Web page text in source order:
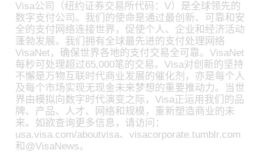
Visa公司（纽约证券交易所代码：V）是全球领先的
数字支付公司。我们的使命是通过最创新、可靠和安
全的支付网络连接世界，促使个人、企业和经济活动
蓬勃发展。我们拥有全球最先进的支付处理网络
VisaNet，确保世界各地的支付交易全可靠。VisaNet
每秒可处理超过65,000笔的交易。Visa对创新的坚持
不懈是万物互联时代商业发展的催化剂，亦是每个人
及每个市场实现无现金未来梦想的重要推动力。当世
界由模拟向数字时代演变之际，Visa正运用我们的品
牌、产品、人才、网络和规模，重新塑造商业的未
来。如欲查询更多信息，请访问：
usa.visa.com/aboutvisa、visacorporate.tumblr.com
和@VisaNews。